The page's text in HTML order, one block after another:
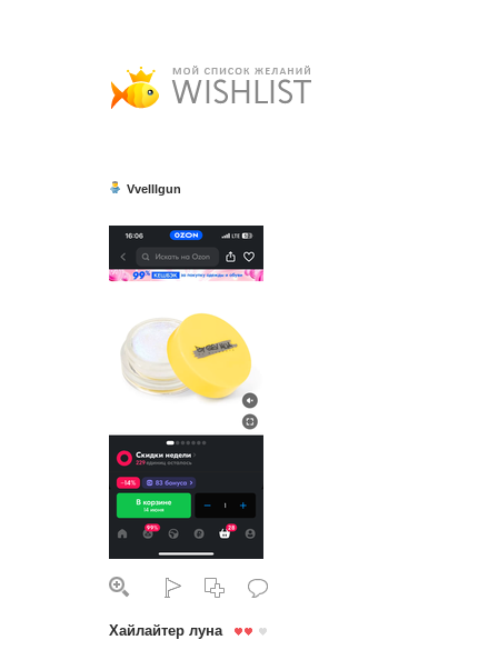
Vvelllgun
Хайлайтер луна